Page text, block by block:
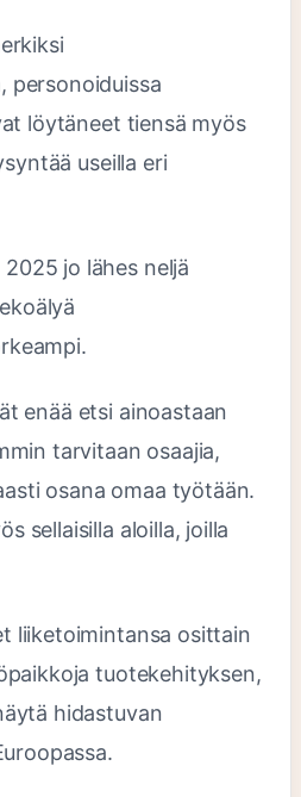
personoiduissa
löytäneet tiensä myös
useilla eri
jo lähes neljä
enää etsi ainoastaan
tarvitaan osaajia,
osana omaa työtään.
sellaisilla aloilla, joilla
liiketoimintansa osittain
tuotekehityksen,
hidastuvan